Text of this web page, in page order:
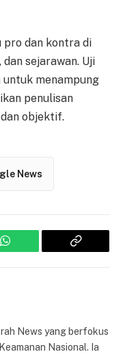
pro dan kontra di
sejarawan. Uji
menampung
penulisan
objektif.
News
WhatsApp
Copy
News yang berfokus
Nasional. Ia